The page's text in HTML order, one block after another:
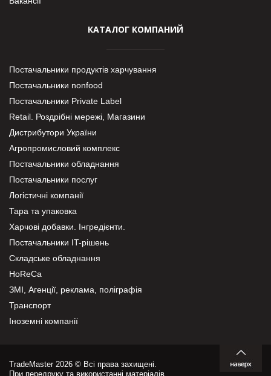
КАТАЛОГ КОМПАНИЙ
Постачальники продуктів харчування
Постачальники nonfood
Постачальники Private Label
Retail. Роздрібні мережі, Магазини
Дистрибутори України
Агропромисловий комплекс
Постачальники обладнання
Постачальники послуг
Логістичні компанії
Тара та упаковка
Харчові добавки. Інгредієнти.
Постачальники IT-рішень
Складське обладнання
HoReCa
ЗМІ, Агенції, реклама, поліграфія
Транспорт
Іноземні компанії
TradeMaster 2026 © Всі права захищені.
При передруку та використанні матеріалів